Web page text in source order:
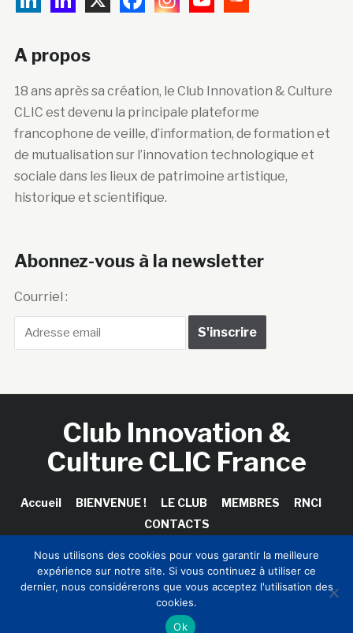
A propos
18 ans après sa création, le Club Innovation & Culture
CLIC est devenu la principale plateforme
francophone de veille, d’information, de formation et
de mutualisation sur l’innovation technologique et
sociale dans les lieux de patrimoine artistique,
historique et scientifique.
Abonnez-vous à la newsletter
Courriel :
Club Innovation &
Culture CLIC France
Accueil BIENVENUE ! LE CLUB MEMBRES
RNCI
CONTACTS
Copyright © 2026 Club Innovation & Culture CLIC France /
Sinapses Conseils
Nous utilisons des cookies pour vous garantir la meilleure
expérience sur notre site. Si vous continuez à utiliser ce
dernier, nous considérerons que vous acceptez l'utilisation des
cookies.
Ok